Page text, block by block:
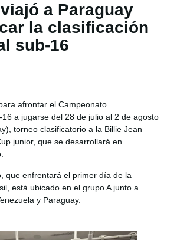
a Paraguay
la clasificación
sub-16
afrontar el Campeonato
a jugarse del 28 de julio al 2 de agosto
torneo clasificatorio a la Billie Jean
junior, que se desarrollará en
que enfrentará el primer día de la
está ubicado en el grupo A junto a
y Paraguay.